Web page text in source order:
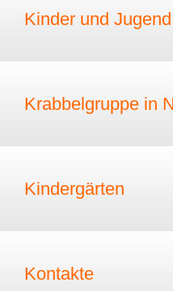
Kinder und Jugend
Krabbelgruppe in
Kindergärten
Kontakte